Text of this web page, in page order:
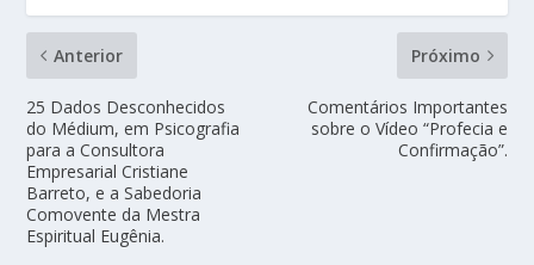
Anterior
25 Dados Desconhecidos
do Médium, em Psicografia
para a Consultora
Empresarial Cristiane
Barreto, e a Sabedoria
Comovente da Mestra
Espiritual Eugênia.
Próximo
Comentários Importantes
sobre o Vídeo “Profecia e
Confirmação”.